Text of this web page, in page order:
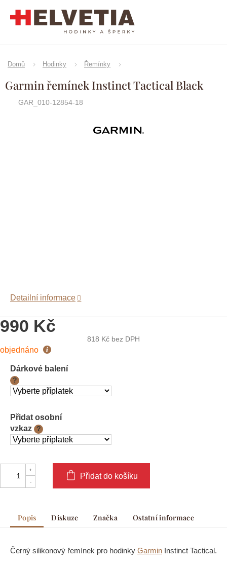
Domů Hodinky Řemínky
Garmin řemínek Instinct Tactical Black
GAR_010-12854-18
Značka:Garmin
990 Kč
818 Kč bez DPH
Měrná
objednáno
Dárkové balení
?
Přidat osobní
vzkaz
?
Přidat do košíku
Detailní informace
Popis Diskuze Značka Ostatní informace
Černý silikonový řemínek pro hodinky Garmin Instinct Tactical.